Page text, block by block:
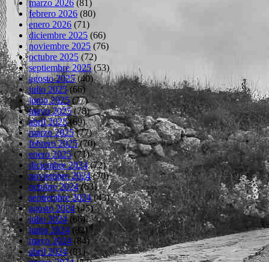
marzo 2026 (81)
febrero 2026 (80)
enero 2026 (71)
diciembre 2025 (66)
noviembre 2025 (76)
octubre 2025(72)
septiembre 2025(53)
agosto 2025(40)
julio 2025(66)
junio 2025 (77)
mayo 2025(78)
abril 2025(69)
marzo 2025(77)
febrero 2025(70)
enero 2025(71)
diciembre 2024(72)
noviembre 2024(70)
octubre 2024(63)
septiembre 2024(43)
agosto 2024(45)
julio 2024(66)
junio 2024 (82)
mayo 2024 (84)
abril 2024(81)